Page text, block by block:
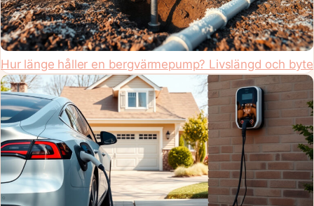
Hur länge håller en bergvärmepump? Livslängd och byte